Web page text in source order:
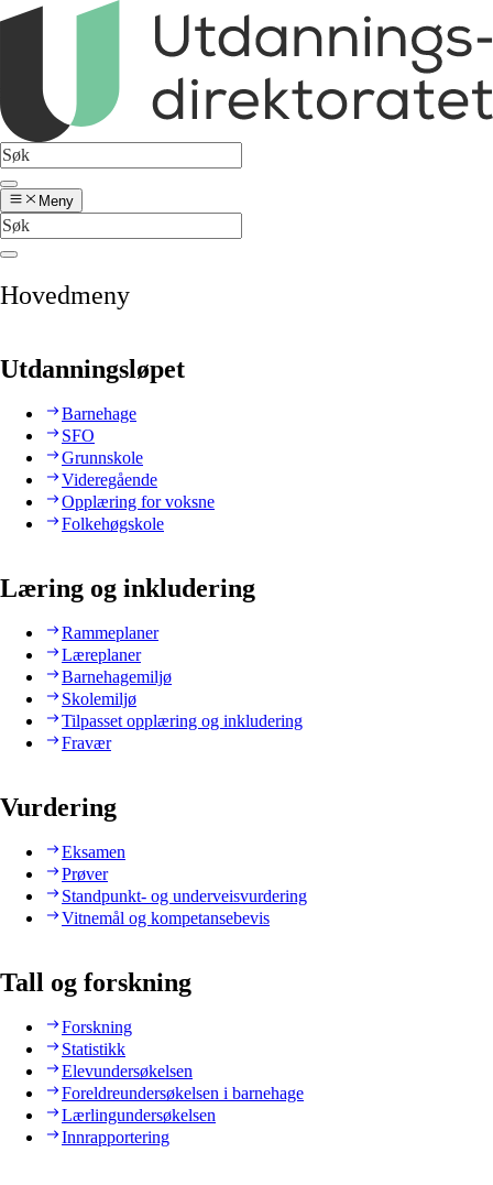
Meny
Hovedmeny
Utdanningsløpet
Barnehage
SFO
Grunnskole
Videregående
Opplæring for voksne
Folkehøgskole
Læring og inkludering
Rammeplaner
Læreplaner
Barnehagemiljø
Skolemiljø
Tilpasset opplæring og inkludering
Fravær
Vurdering
Eksamen
Prøver
Standpunkt- og underveisvurdering
Vitnemål og kompetansebevis
Tall og forskning
Forskning
Statistikk
Elevundersøkelsen
Foreldreundersøkelsen i barnehage
Lærlingundersøkelsen
Innrapportering